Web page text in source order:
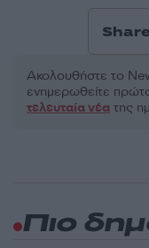
Ακολουθήστε το
ενημερωθείτε
τελευταία νέα της
Πιο